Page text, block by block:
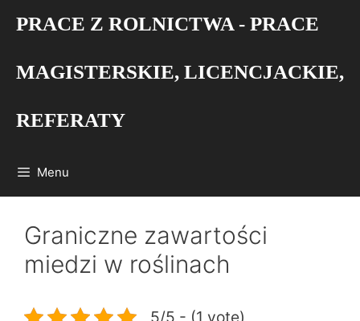
PRACE Z ROLNICTWA - PRACE
MAGISTERSKIE, LICENCJACKIE,
REFERATY
Menu
Graniczne zawartości
miedzi w roślinach
5/5 - (1 vote)